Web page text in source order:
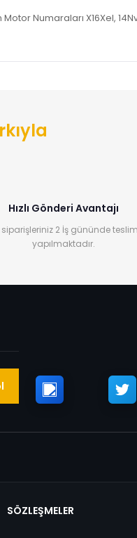
Numaraları X16Xel, 14Nv,
Hızlı Gönderi Avantajı
2 İş gününde
yapılmaktadır.
SÖZLEŞMELER